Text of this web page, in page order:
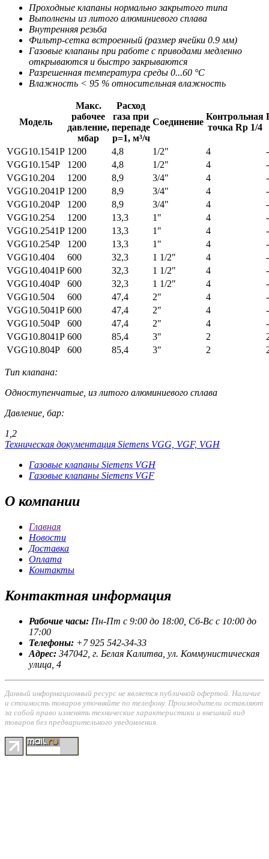
Проходные клапаны нормально закрытого типа
Выполнены из литого алюминиевого сплава
Внутренняя резьба
Фильтр-сетка встроенный (размер ячейки 0.9 мм)
Газовые клапаны при работе с приводами медленно
открываются и быстро закрываются
Разрешенная температура среды 0...60 °C
Влажность < 95 % относительная влажность
Модель
Макс.
рабочее
давление,
мбар
Расход
газа при
перепаде
р=1, м³/ч
Соединение
Контрольная
точка Rp 1/4
VGG10.1541P 1200 4,8 1/2" 4
-
VGG10.154P
1200 4,8 1/2" 4
-
VGG10.204
1200 8,9 3/4" 4
-
VGG10.2041P 1200 8,9 3/4" 4
-
VGG10.204P
1200 8,9 3/4" 4
-
VGG10.254
1200 13,3 1" 4
-
VGG10.2541P 1200 13,3 1" 4
-
VGG10.254P
1200 13,3 1" 4
-
VGG10.404
600 32,3 1 1/2" 4
-
VGG10.4041P 600 32,3 1 1/2" 4
-
VGG10.404P
600 32,3 1 1/2" 4
-
VGG10.504
600 47,4 2" 4
-
VGG10.5041P 600 47,4 2" 4
-
VGG10.504P
600 47,4 2" 4
-
VGG10.8041P 600 85,4 3" 2
VGG10.804P
600 85,4 3" 2
Тип клапана:
Одноступенчатые, из литого алюминиевого сплава
Давление, бар:
1,2
Техническая документация Siemens VGG, VGF, VGH
Газовые клапаны Siemens VGH
Газовые клапаны Siemens VGF
О компании
Главная
Новости
Доставка
Оплата
Контакты
Контактная информация
Рабочие часы: Пн-Пт с 9:00 до 18:00, Сб-Вс с 10:00 до
17:00
Телефоны: +7 925 542-34-33
Адрес: 347042, г. Белая Калитва, ул. Коммунистическая
улица, 4
Данный информационный ресурс не является публичной офертой. Наличие
и стоимость товаров уточняйте по телефону. Производители оставляют
за собой право изменять технические характеристики и внешний вид
товаров без предварительного уведомления.